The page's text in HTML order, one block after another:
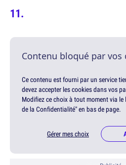
Contenu bloqué par vos
Ce contenu est fourni par un service
devez accepter les cookies dans vos
Modifiez ce choix à tout moment via le
de la Confidentialité" en bas de page.
Gérer mes choix